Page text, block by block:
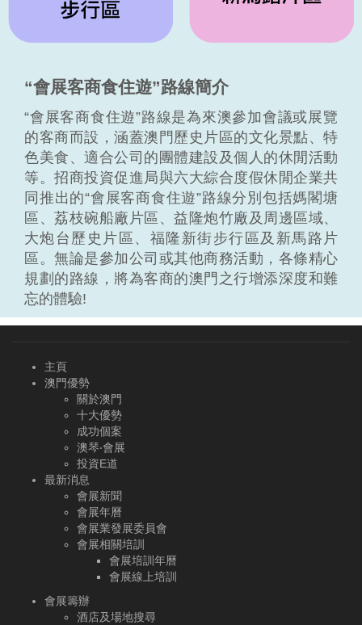
“會展客商食住遊”路線簡介
“會展客商食住遊”路線是為來澳參加會議或展覽
的客商而設，涵蓋澳門歷史片區的文化景點、特
色美食、適合公司的團體建設及個人的休閒活動
等。招商投資促進局與六大綜合度假休閒企業共
同推出的“會展客商食住遊”路線分別包括媽閣塘
區、荔枝碗船廠片區、益隆炮竹廠及周邊區域、
大炮台歷史片區、福隆新街步行區及新馬路片
區。無論是參加公司或其他商務活動，各條精心
規劃的路線，將為客商的澳門之行增添深度和難
忘的體驗!
主頁
澳門優勢
關於澳門
十大優勢
成功個案
澳琴‧會展
投資E道
最新消息
會展新聞
會展年曆
會展業發展委員會
會展相關培訓
會展培訓年曆
會展線上培訓
會展籌辦
酒店及場地搜尋